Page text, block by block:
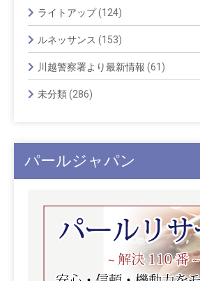
ライトアップ(124)
ルネッサンス (153)
川越警察署より最新情報 (61)
未分類(286)
パールジャパン